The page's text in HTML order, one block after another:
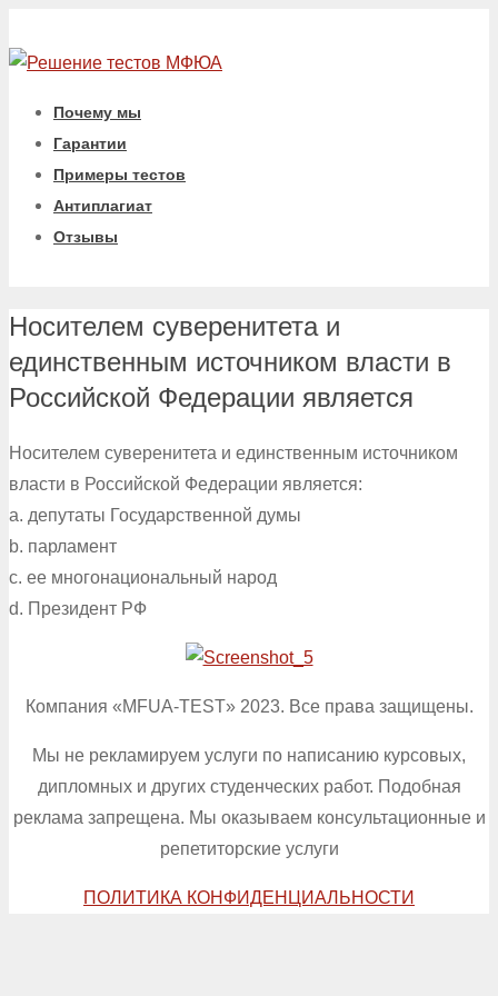
Почему мы
Гарантии
Примеры тестов
Антиплагиат
Отзывы
Носителем суверенитета и
единственным источником власти в
Российской Федерации является
Носителем суверенитета и единственным источником
власти в Российской Федерации является:
a. депутаты Государственной думы
b. парламент
c. ее многонациональный народ
d. Президент РФ
Компания «MFUA-TEST» 2023. Все права защищены.
Мы не рекламируем услуги по написанию курсовых,
дипломных и других студенческих работ. Подобная
реклама запрещена. Мы оказываем консультационные и
репетиторские услуги
ПОЛИТИКА КОНФИДЕНЦИАЛЬНОСТИ